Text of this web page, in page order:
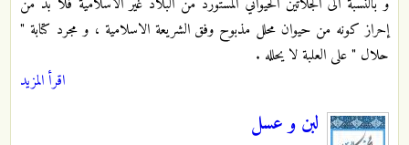
إحراز كونه من حيوان محلل مذبوح وفق الشريعة الاسلامية ، و مجرد كتابة "
حلال " على العلبة لا يحلله .
اقرأ المزيد
لبن و عسل